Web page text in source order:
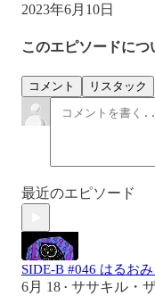
2023年6月10日
このエピソードに
コメント リスタック
最近のエピソード
SIDE-B #046 はるお
6月 18 • ササキル・